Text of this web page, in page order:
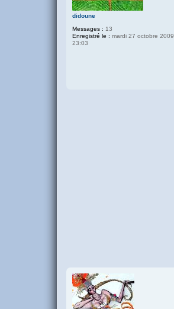
didoune
Messages : 13
Enregistré le : mardi 27 octobre 2009
23:03